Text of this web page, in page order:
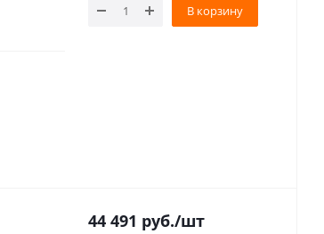
В корзину
44 491 руб./шт